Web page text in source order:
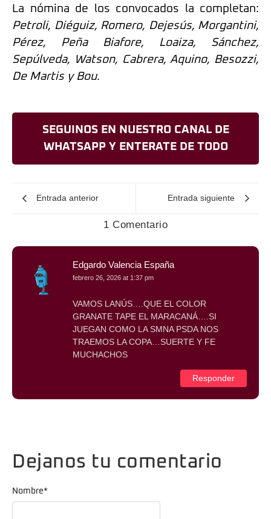
La nómina de los convocados la completan:
Petroli, Diéguiz, Romero, Dejesús, Morgantini,
Pérez, Peña Biafore, Loaiza, Sánchez,
Sepúlveda, Watson, Cabrera, Aquino, Besozzi,
De Martis y Bou.
SEGUINOS EN NUESTRO CANAL DE
WHATSAPP Y ENTERATE DE TODO
Entrada anterior Entrada siguiente
1 Comentario
Edgardo Valencia España
febrero 26, 2026 at 1:37 pm
VAMOS LANÚS….QUE EL COLOR
GRANATE TAPE EL MARACANÁ….SI
JUEGAN COMO LA SMNA PSDA NOS
TRAEMOS LA COPA…SUERTE Y FE
MUCHACHOS
Responder
Dejanos tu comentario
Nombre*